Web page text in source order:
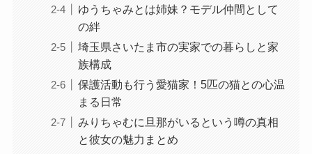
ゆうちゃみとは姉妹？モデル仲間として
の絆
埼玉県さいたま市の実家での暮らしと家
族構成
保護活動も行う愛猫家！5匹の猫との心温
まる日常
みりちゃむに旦那がいるという噂の真相
と彼女の魅力まとめ